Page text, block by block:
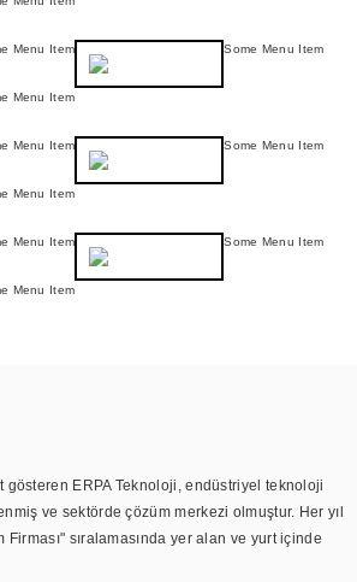
Menu Item Some Menu Item
Menu Item
Menu Item Some Menu Item
Menu Item
Menu Item Some Menu Item
Menu Item
gösteren ERPA Teknoloji, endüstriyel teknoloji
ve sektörde çözüm merkezi olmuştur. Her yıl
sıralamasında yer alan ve yurt içinde